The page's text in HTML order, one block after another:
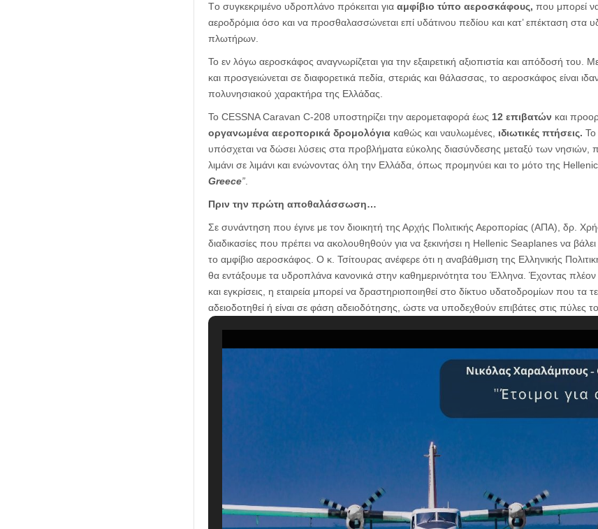
Τo συγκεκριμένο υδροπλάνο πρόκειται για αμφίβιο τύπο αεροσκάφους, που μπορεί
αεροδρόμια όσο και να προσθαλασσώνεται επί υδάτινου πεδίου και κατ’ επέκταση στα
πλωτήρων.
Το εν λόγω αεροσκάφος αναγνωρίζεται για την εξαιρετική αξιοπιστία και απόδοσή του.
και προσγειώνεται σε διαφορετικά πεδία, στεριάς και θάλασσας, το αεροσκάφος είναι
πολυνησιακού χαρακτήρα της Ελλάδας.
Το CESSNA Caravan C-208 υποστηρίζει την αερομεταφορά έως 12 επιβατών και
οργανωμένα αεροπορικά δρομολόγιακαθώς και ναυλωμένες, ιδιωτικές πτήσεις. Το
υπόσχεται να δώσει λύσεις στα προβλήματα εύκολης διασύνδεσης μεταξύ των νησιών,
λιμάνι σε λιμάνι και ενώνοντας όλη την Ελλάδα, όπως προμηνύει και το μότο της
Greece”.
Πριν την πρώτη αποθαλάσσωση…
Σε συνάντηση που έγινε με τον διοικητή της Αρχής Πολιτικής Αεροπορίας (ΑΠΑ), δρ.
διαδικασίες που πρέπει να ακολουθηθούν για να ξεκινήσει η Hellenic Seaplanes να
το αμφίβιο αεροσκάφος. Ο κ. Τσίτουρας ανέφερε ότι η αναβάθμιση της Ελληνικής
θα εντάξουμε τα υδροπλάνα κανονικά στην καθημερινότητα του Έλληνα. Έχοντας πλέον
και εγκρίσεις, η εταιρεία μπορεί να δραστηριοποιηθεί στο δίκτυο υδατοδρομίων που τα
αδειοδοτηθεί ή είναι σε φάση αδειοδότησης, ώστε να υποδεχθούν επιβάτες στις πύλες